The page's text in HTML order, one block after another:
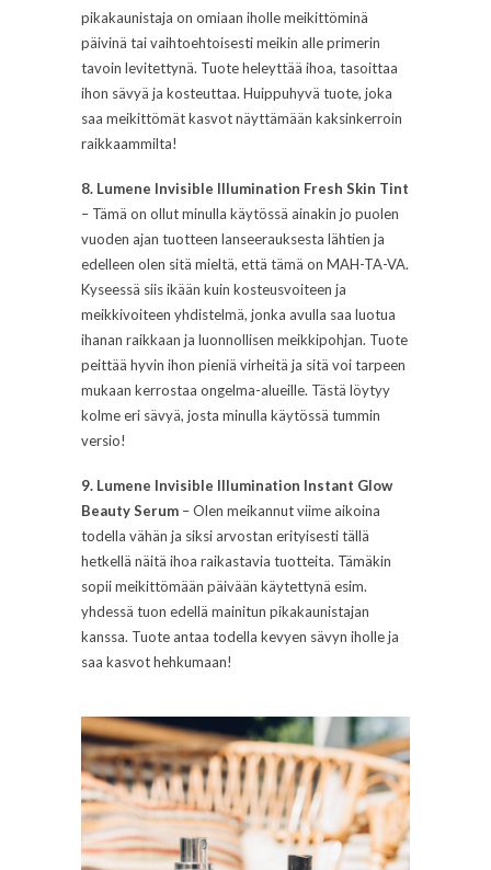
pikakaunistaja on omiaan iholle meikittöminä
päivinä tai vaihtoehtoisesti meikin alle primerin
tavoin levitettynä. Tuote heleyttää ihoa, tasoittaa
ihon sävyä ja kosteuttaa. Huippuhyvä tuote, joka
saa meikittömät kasvot näyttämään kaksinkerroin
raikkaammilta!
8. Lumene Invisible Illumination Fresh Skin Tint
– Tämä on ollut minulla käytössä ainakin jo puolen
vuoden ajan tuotteen lanseerauksesta lähtien ja
edelleen olen sitä mieltä, että tämä on MAH-TA-VA.
Kyseessä siis ikään kuin kosteusvoiteen ja
meikkivoiteen yhdistelmä, jonka avulla saa luotua
ihanan raikkaan ja luonnollisen meikkipohjan. Tuote
peittää hyvin ihon pieniä virheitä ja sitä voi tarpeen
mukaan kerrostaa ongelma-alueille. Tästä löytyy
kolme eri sävyä, josta minulla käytössä tummin
versio!
9. Lumene Invisible Illumination Instant Glow
Beauty Serum – Olen meikannut viime aikoina
todella vähän ja siksi arvostan erityisesti tällä
hetkellä näitä ihoa raikastavia tuotteita. Tämäkin
sopii meikittömään päivään käytettynä esim.
yhdessä tuon edellä mainitun pikakaunistajan
kanssa. Tuote antaa todella kevyen sävyn iholle ja
saa kasvot hehkumaan!